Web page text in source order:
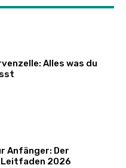
Alles was du
Anfänger: Der
2026